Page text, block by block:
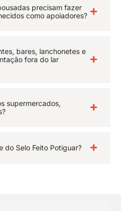
precisam fazer
como apoiadores?
bares, lanchonetes e
fora do lar
supermercados,
do Selo Feito Potiguar?